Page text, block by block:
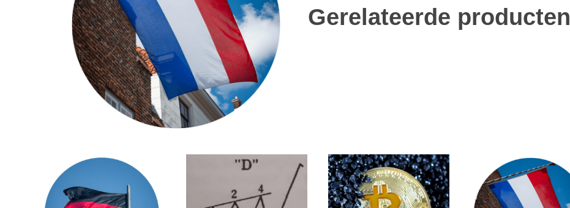
Gerelateerde producten